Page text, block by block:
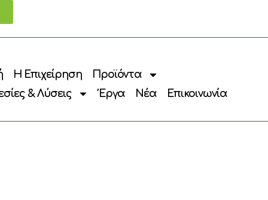
Η Επιχείρηση
Προϊόντα
& Λύσεις
Έργα Νέα Επικοινωνία